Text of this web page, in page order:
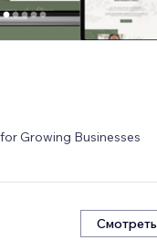
Growing Businesses
Смотреть